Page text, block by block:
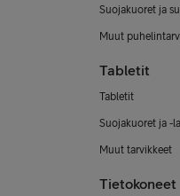
Suojakuoret ja
Muut
Tabletit
Tabletit
Suojakuoret ja -
Muut tarvikkeet
Tietokoneet